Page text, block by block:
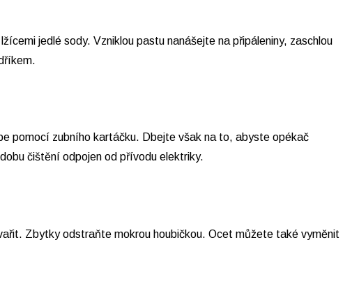
jedlé sody. Vzniklou pastu nanášejte na připáleniny, zaschlou
pomocí zubního kartáčku. Dbejte však na to, abyste opékač
čištění odpojen od přívodu elektriky.
Zbytky odstraňte mokrou houbičkou. Ocet můžete také vyměnit